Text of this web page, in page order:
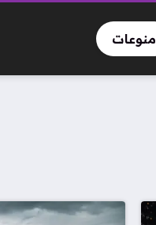
منوعات